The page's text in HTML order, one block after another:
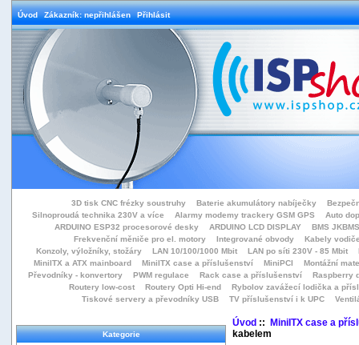
Úvod Zákazník: nepřihlášen Přihlásit
3D tisk CNC frézky soustruhy Baterie akumulátory nabíječky
Silnoproudá technika 230V a více
Alarmy modemy trackery GSM GPS
Auto
ARDUINO ESP32 procesorové desky
ARDUINO LCD DISPLAY
BMS
Frekvenční měniče pro el. motory
Integrované obvody
Kabely
Konzoly, výložníky, stožáry
LAN 10/100/1000 Mbit LAN po síti 230V - 85 Mbit
MiniITX a ATX mainboard
MiniITX case a příslušenství MiniPCI
Montážní
Převodníky - konvertory
PWM regulace Rack case a příslušenství
Raspberry
Routery low-cost
Routery Opti Hi-end
Rybolov zavážecí lodička a přísl
Tiskové servery a převodníky USB
TV příslušenství i k UPC
Kategorie
Úvod:: MiniITX case a
kabelem